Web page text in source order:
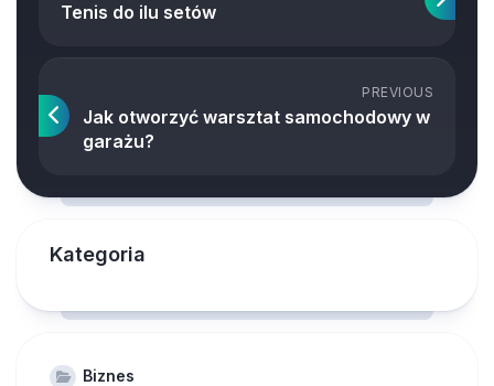
Tenis do ilu setów
PREVIOUS
Jak otworzyć warsztat samochodowy w
garażu?
Kategoria
Biznes